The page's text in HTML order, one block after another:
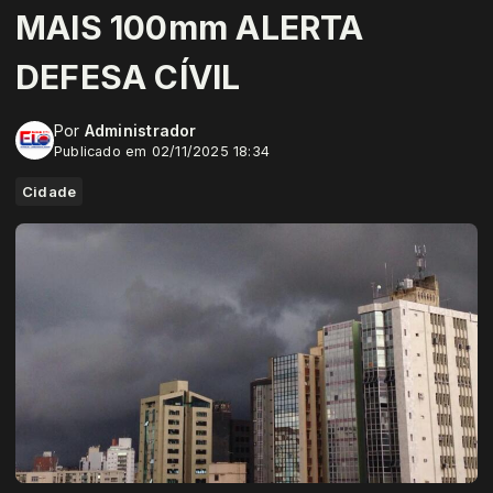
MAIS 100mm ALERTA
DEFESA CÍVIL
Por Administrador
Publicado em 02/11/2025 18:34
Cidade